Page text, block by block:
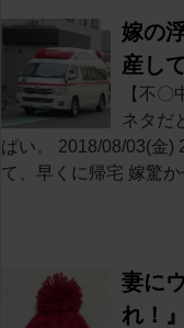
嫁の
産し
【不
ネタだ
ぱい。 2018/08/03(金)
て、早くに帰宅 嫁驚か
妻に
れ！